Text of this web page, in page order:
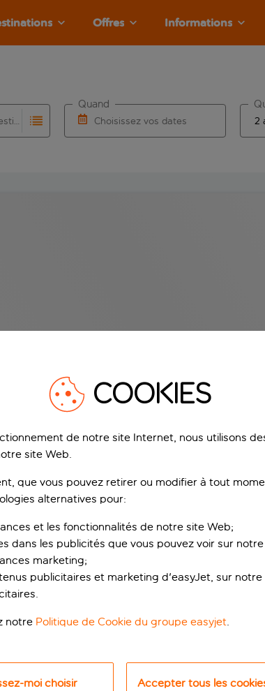
Offres Informations
Choisissez votre destination Choisissez vos dates
Quand
COOKIES
de notre site Internet, nous utilisons
site Web.
que vous pouvez retirer ou modifier à tout
alternatives pour:
et les fonctionnalités de notre site Web;
dans les publicités que vous pouvez voir sur
marketing;
publicitaires et marketing d'easyJet, sur
notre Politique de Cookie du groupe easyjet.
moi choisir Accepter tous les